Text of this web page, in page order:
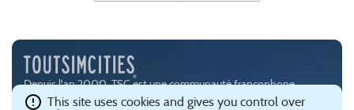
Depuis l'an 2000, TSC est une communauté francophone
passionnée par les jeux de simulation urbaine, notamment
This site uses cookies and gives you control over